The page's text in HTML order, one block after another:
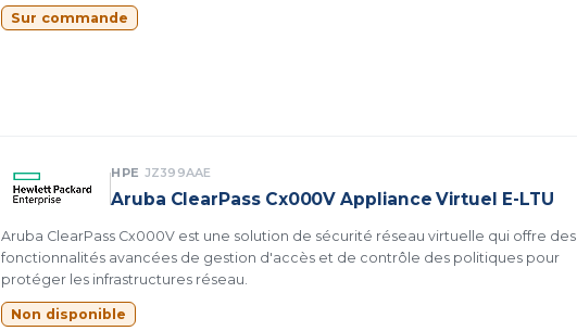
Sur commande
HPE JZ399AAE
Aruba ClearPass Cx000V Appliance Virtuel E-LTU
Aruba ClearPass Cx000V est une solution de sécurité réseau virtuelle qui offre des
fonctionnalités avancées de gestion d'accès et de contrôle des politiques pour
protéger les infrastructures réseau.
Non disponible